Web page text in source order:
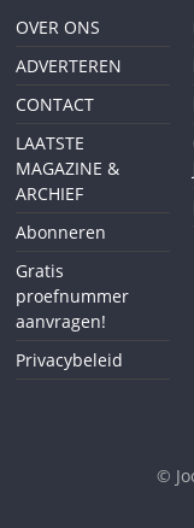
OVER ONS
ADVERTEREN
CONTACT
LAATSTE
MAGAZINE &
ARCHIEF
Abonneren
Gratis
proefnummer
aanvragen!
Privacybeleid
©